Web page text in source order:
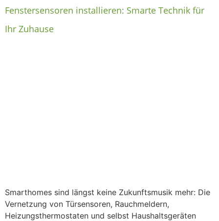
Fenstersensoren installieren: Smarte Technik für
Ihr Zuhause
Smarthomes sind längst keine Zukunftsmusik mehr: Die
Vernetzung von Türsensoren, Rauchmeldern,
Heizungsthermostaten und selbst Haushaltsgeräten